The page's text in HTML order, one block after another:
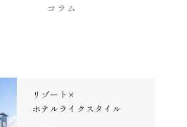
コラム
リゾート×
ホテルライクスタイル